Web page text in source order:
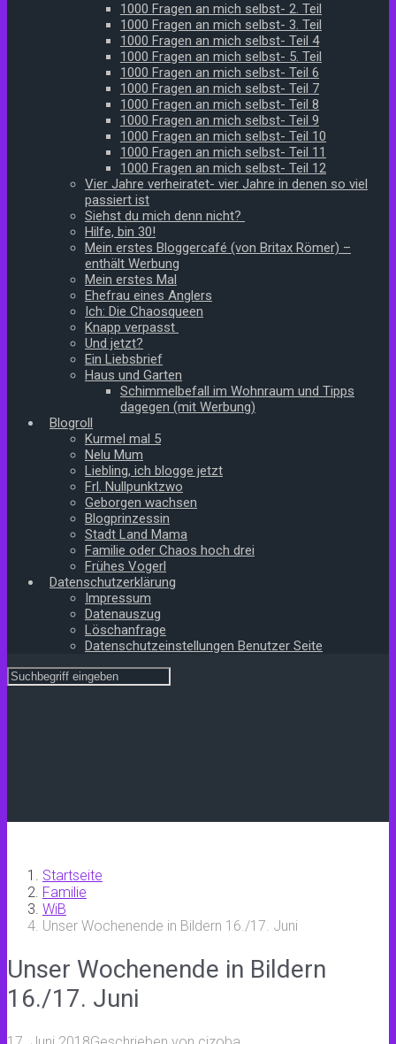
1000 Fragen an mich selbst- 2. Teil
1000 Fragen an mich selbst- 3. Teil
1000 Fragen an mich selbst- Teil 4
1000 Fragen an mich selbst- 5. Teil
1000 Fragen an mich selbst- Teil 6
1000 Fragen an mich selbst- Teil 7
1000 Fragen an mich selbst- Teil 8
1000 Fragen an mich selbst- Teil 9
1000 Fragen an mich selbst- Teil 10
1000 Fragen an mich selbst- Teil 11
1000 Fragen an mich selbst- Teil 12
Vier Jahre verheiratet- vier Jahre in denen so viel
passiert ist
Siehst du mich denn nicht?
Hilfe, bin 30!
Mein erstes Bloggercafé (von Britax Römer) –
enthält Werbung
Mein erstes Mal
Ehefrau eines Anglers
Ich: Die Chaosqueen
Knapp verpasst
Und jetzt?
Ein Liebsbrief
Haus und Garten
Schimmelbefall im Wohnraum und Tipps
dagegen (mit Werbung)
Blogroll
Kurmel mal 5
Nelu Mum
Liebling, ich blogge jetzt
Frl. Nullpunktzwo
Geborgen wachsen
Blogprinzessin
Stadt Land Mama
Familie oder Chaos hoch drei
Frühes Vogerl
Datenschutzerklärung
Impressum
Datenauszug
Löschanfrage
Datenschutzeinstellungen Benutzer Seite
Startseite
Familie
WiB
Unser Wochenende in Bildern 16./17. Juni
Unser Wochenende in Bildern
16./17. Juni